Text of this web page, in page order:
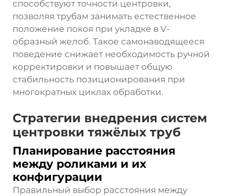
способствуют точности центровки,
позволяя трубам занимать естественное
положение покоя при укладке в V-
образный желоб. Такое самонаводящееся
поведение снижает необходимость ручной
корректировки и повышает общую
стабильность позиционирования при
многократных циклах обработки.
Стратегии внедрения систем
центровки тяжёлых труб
Планирование расстояния
между роликами и их
конфигурации
Правильный выбор расстояния между